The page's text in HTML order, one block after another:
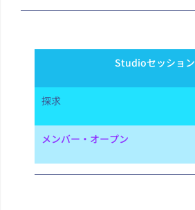
Studioセッション
探求
メンバー・オープン